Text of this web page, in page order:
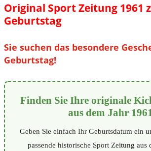
Original Sport Zeitung 1961
Geburtstag
Sie suchen das besondere
Geburtstag!
Finden Sie Ihre originale
aus dem Jahr 1961
Geben Sie einfach Ihr Geburtsdatum ein
passende historische Sport Zeitung aus